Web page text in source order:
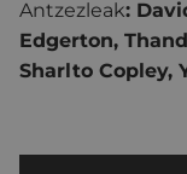
Antzezleak:
Edgerton,
Sharlto Copley,